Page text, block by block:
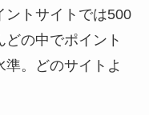
ントサイトでは500
どの中でポイント
。どのサイトよ